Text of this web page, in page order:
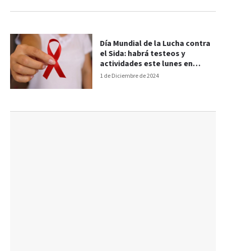
1 de Diciembre de 2024
Día Mundial de la Lucha contra
el Sida: habrá testeos y
actividades este lunes en
Paraná